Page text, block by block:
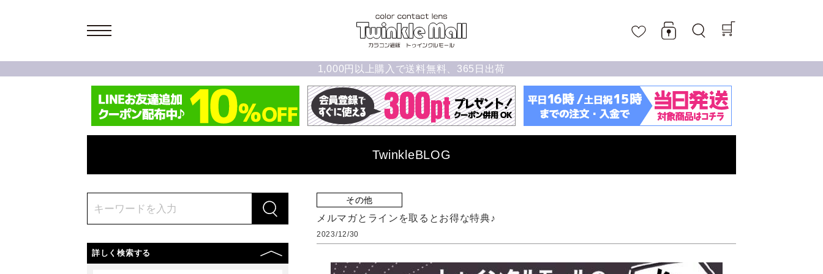
1,000円以上購入で送料無料、365日出荷
TwinkleBLOG
詳しく検索する
その他
メルマガとラインを取るとお得な特典♪
2023/12/30